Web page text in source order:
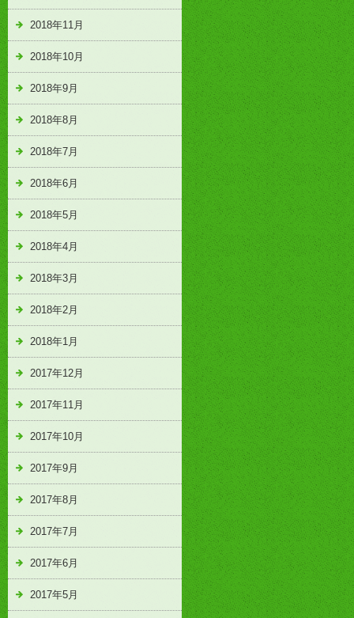
2018年11月
2018年10月
2018年9月
2018年8月
2018年7月
2018年6月
2018年5月
2018年4月
2018年3月
2018年2月
2018年1月
2017年12月
2017年11月
2017年10月
2017年9月
2017年8月
2017年7月
2017年6月
2017年5月